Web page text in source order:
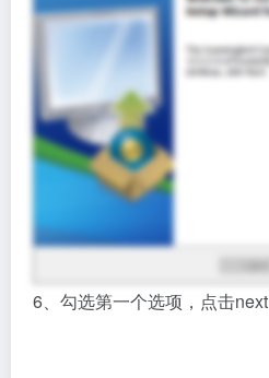
6、勾选第一个选项，点击next